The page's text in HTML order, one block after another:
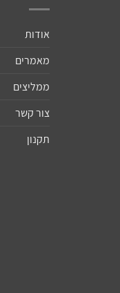
אודות
מאמרים
ממליצים
צור קשר
תקנון